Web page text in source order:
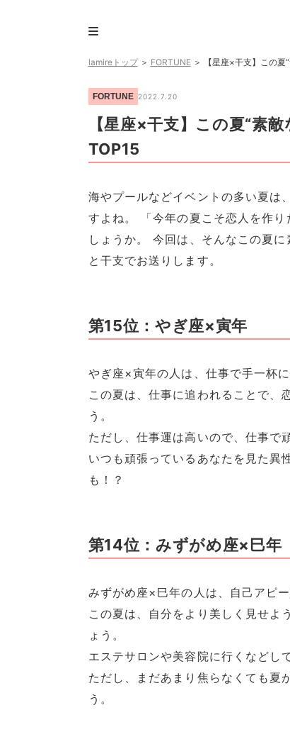
lamireトップ＞ FORTUNE＞ 【星座×干支】この
FORTUNE 2022.7.20
【星座×干支】この夏“素
TOP15
海やプールなどイベントの多い夏は
すよね。 「今年の夏こそ恋人を作
しょうか。 今回は、そんなこの夏
と干支でお送りします。
第15位：やぎ座×寅年
やぎ座×寅年の人は、仕事で手一杯
この夏は、仕事に追われることで、
う。
ただし、仕事運は高いので、仕事で
いつも頑張っているあなたを見た異
も！？
第14位：みずがめ座×巳年
みずがめ座×巳年の人は、自己アピ
この夏は、自分をより美しく見せよ
ょう。
エステサロンや美容院に行くなどし
ただし、まだあまり焦らなくても夏
う。